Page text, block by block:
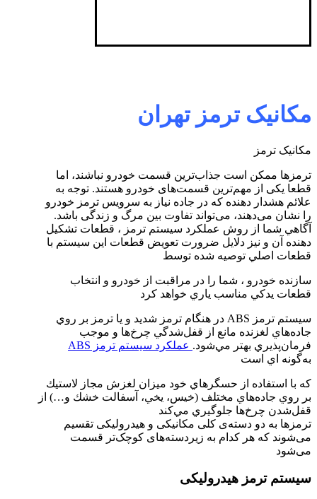
مکانیک ترمز تهران
مکانیک ترمز
ترمزها ممکن است جذاب‌ترین قسمت خودرو نباشند، اما
قطعا یکی از مهم‌ترین قسمت‌های خودرو هستند. توجه به
علائم هشدار‌ دهنده که در جاده نیاز به سرویس ترمز خودرو
را نشان می‌دهند، می‌تواند تفاوت بین مرگ و زندگی باشد.
آگاهي شما از روش عملكرد سیستم ترمز ، قطعات تشكيل
دهنده آن و نيز دلايل ضرورت تعويض قطعات اين سيستم با
قطعات اصلي توصيه شده توسط
سازنده خودرو ، شما را در مراقبت از خودرو و انتخاب
قطعات يدكي مناسب ياري خواهد كرد
سيستم ترمز ABS در هنگام ترمز شديد و يا ترمز بر روي
جاده‌هاي لغزنده مانع از قفل‌شدگي چرخ‌ها و موجب
فرمان‌پذيري بهتر مي‌شود. عملكرد سيستم ترمز ABS
به‌گونه اي است
كه با استفاده از حسگرهاي خود ميزان لغزش مجاز لاستيك
بر روي جاده‌هاي مختلف (خيس، يخي، آسفالت خشك و…) از
قفل‌شدن چرخ‌ها جلوگيري مي‌كند
ترمزها به دو دسته‌ی کلی مکانیکی و هیدرولیکی تقسیم
می‌شوند که هر کدام به زیردسته‌های کوچک‌تر قسمت
می‌شود
سیستم ترمز هیدرولیکی